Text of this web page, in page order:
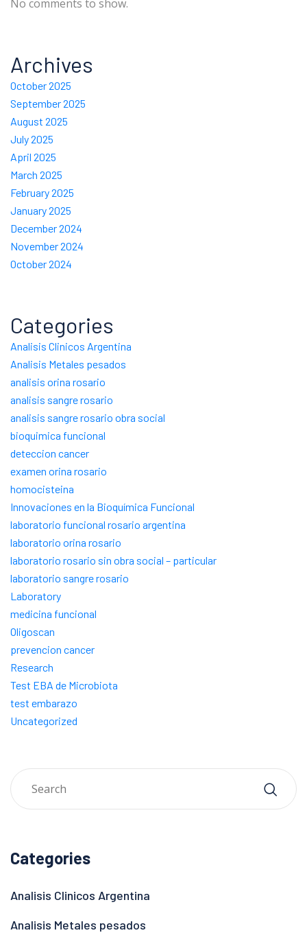
No comments to show.
Archives
October 2025
September 2025
August 2025
July 2025
April 2025
March 2025
February 2025
January 2025
December 2024
November 2024
October 2024
Categories
Analisis Clinicos Argentina
Analisis Metales pesados
analisis orina rosario
analisis sangre rosario
analisis sangre rosario obra social
bioquimica funcional
deteccion cancer
examen orina rosario
homocisteina
Innovaciones en la Bioquímica Funcional
laboratorio funcional rosario argentina
laboratorio orina rosario
laboratorio rosario sin obra social – particular
laboratorio sangre rosario
Laboratory
medicina funcional
Oligoscan
prevencion cancer
Research
Test EBA de Microbiota
test embarazo
Uncategorized
Categories
Analisis Clinicos Argentina
Analisis Metales pesados